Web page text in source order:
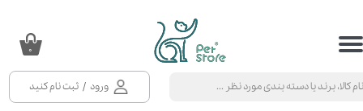
ورود / ثبت نام کنید
حساب کاربری من
۰